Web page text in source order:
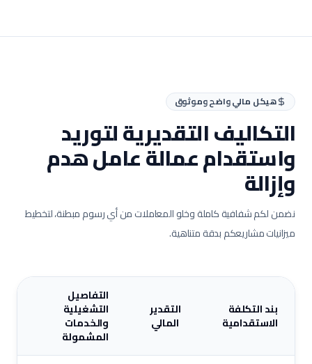
هيكل مالي واضح وموثوق
التكاليف التقديرية لتوريد
واستقدام عمالةعامل هدم
وإزالة
نضمن لكم شفافية كاملة وخلو المعاملات من أي رسوم مبطنة، لتخطيط
ميزانيات مشاريعكم بدقة متناهية.
بند التكلفة
الاستقدامية
التقدير
المالي
التفاصيل
التشغيلية
والخدمات
المشمولة